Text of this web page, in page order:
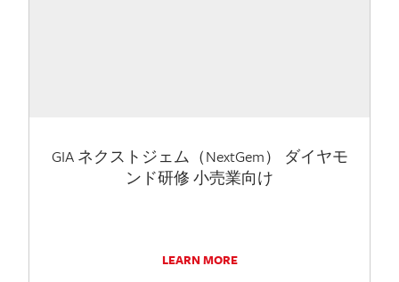
GIA ネクストジェム（NextGem） ダイヤモ
ンド研修 小売業向け
LEARN MORE